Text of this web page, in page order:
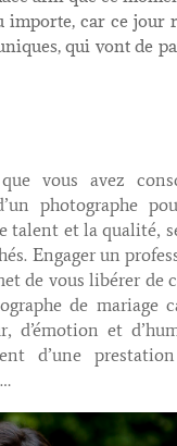
car ce jour
qui vont de
vous avez
photographe
talent et la qualité,
Engager un
de vous libérer de
de mariage
d’émotion et
d’une